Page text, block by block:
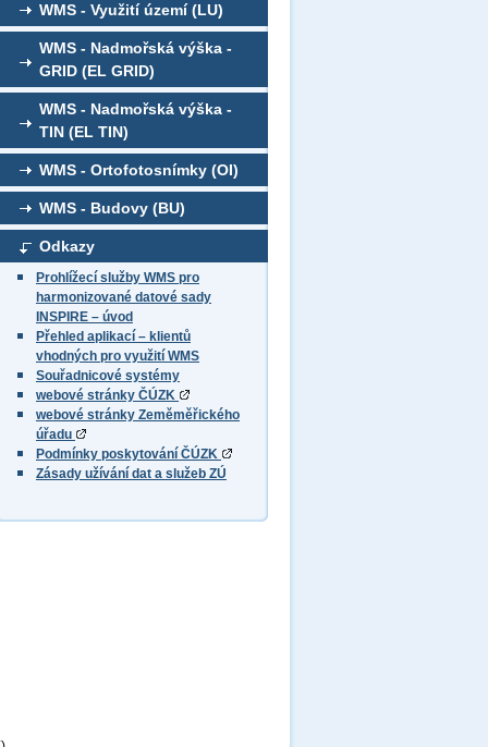
WMS - Využití území (LU)
WMS - Nadmořská výška -
GRID (EL GRID)
WMS - Nadmořská výška -
TIN (EL TIN)
WMS - Ortofotosnímky (OI)
WMS - Budovy (BU)
Odkazy
Prohlížecí služby WMS pro
harmonizované datové sady
INSPIRE – úvod
Přehled aplikací – klientů
vhodných pro využití WMS
Souřadnicové systémy
webové stránky ČÚZK
webové stránky Zeměměřického
úřadu
Podmínky poskytování ČÚZK
Zásady užívání dat a služeb ZÚ